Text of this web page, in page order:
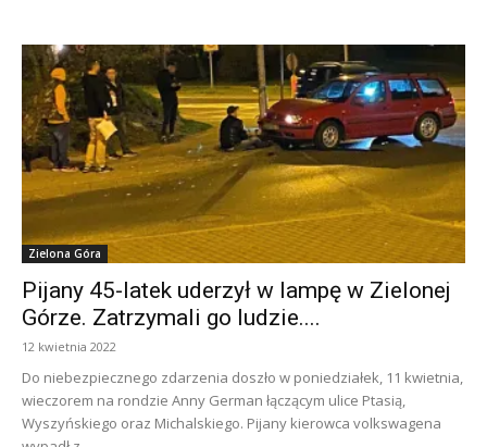
Zielona Góra
Pijany 45-latek uderzył w lampę w Zielonej
Górze. Zatrzymali go ludzie....
12 kwietnia 2022
Do niebezpiecznego zdarzenia doszło w poniedziałek, 11 kwietnia,
wieczorem na rondzie Anny German łączącym ulice Ptasią,
Wyszyńskiego oraz Michalskiego. Pijany kierowca volkswagena